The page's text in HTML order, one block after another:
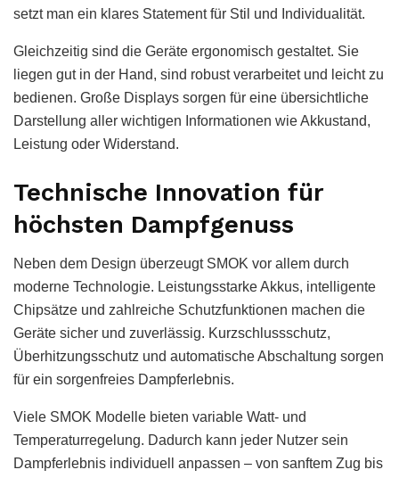
setzt man ein klares Statement für Stil und Individualität.
Gleichzeitig sind die Geräte ergonomisch gestaltet. Sie
liegen gut in der Hand, sind robust verarbeitet und leicht zu
bedienen. Große Displays sorgen für eine übersichtliche
Darstellung aller wichtigen Informationen wie Akkustand,
Leistung oder Widerstand.
Technische Innovation für
höchsten Dampfgenuss
Neben dem Design überzeugt SMOK vor allem durch
moderne Technologie. Leistungsstarke Akkus, intelligente
Chipsätze und zahlreiche Schutzfunktionen machen die
Geräte sicher und zuverlässig. Kurzschlussschutz,
Überhitzungsschutz und automatische Abschaltung sorgen
für ein sorgenfreies Dampferlebnis.
Viele SMOK Modelle bieten variable Watt- und
Temperaturregelung. Dadurch kann jeder Nutzer sein
Dampferlebnis individuell anpassen – von sanftem Zug bis